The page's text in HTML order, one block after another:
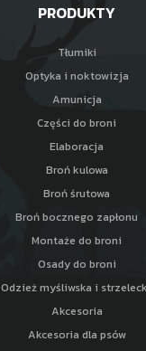
PRODUKTY
Tłumiki
Optyka i noktowizja
Amunicja
Części do broni
Elaboracja
Broń kulowa
Broń śrutowa
Broń bocznego zapłonu
Montaże do broni
Osady do broni
Odzież myśliwska i
Akcesoria
Akcesoria dla psów